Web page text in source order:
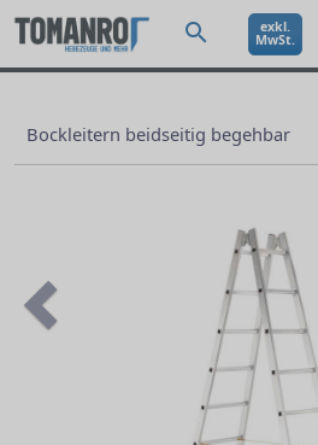
exkl.
MwSt.
Bockleitern beidseitig begehbar